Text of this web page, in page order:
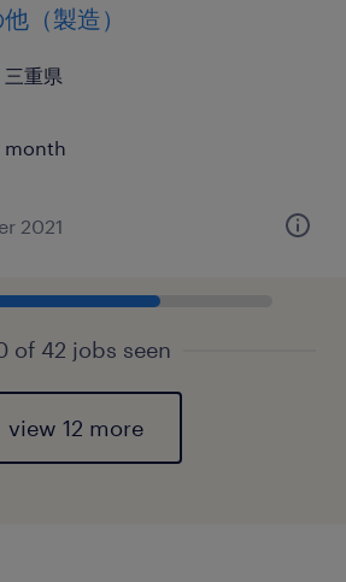
（製造）
重県
month
2021
of 42 jobs seen
view 12 more